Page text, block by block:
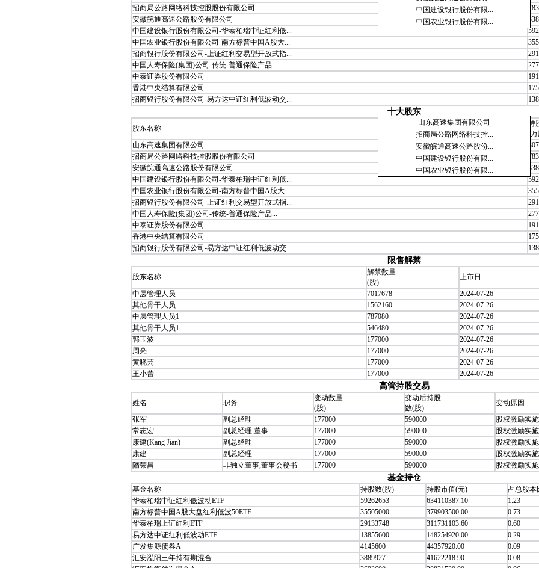
中国建设银行股份有限...
中国农业银行股份有限...
招商局公路网络科技控股股份有限公司
安徽皖通高速公路股份有限公司
中国建设银行股份有限公司-华泰柏瑞中证红利低...
中国农业银行股份有限公司-南方标普中国A股大...
招商银行股份有限公司-上证红利交易型开放式指...
中国人寿保险(集团)公司-传统-普通保险产品...
中泰证券股份有限公司
香港中央结算有限公司
招商银行股份有限公司-易方达中证红利低波动交...
十大股东
山东高速集团有限公司
招商局公路网络科技控...
安徽皖通高速公路股份...
中国建设银行股份有限...
中国农业银行股份有限...
股东名称
持
(
山东高速集团有限公司
招商局公路网络科技控股股份有限公司
安徽皖通高速公路股份有限公司
中国建设银行股份有限公司-华泰柏瑞中证红利低...
中国农业银行股份有限公司-南方标普中国A股大...
招商银行股份有限公司-上证红利交易型开放式指...
中国人寿保险(集团)公司-传统-普通保险产品...
中泰证券股份有限公司
香港中央结算有限公司
招商银行股份有限公司-易方达中证红利低波动交...
限售解禁
股东名称
解禁数量
(股)
上市日
中层管理人员
7017678
2024-07-26
其他骨干人员
1562160
2024-07-26
中层管理人员1
787080
2024-07-26
其他骨干人员1
546480
2024-07-26
郭玉波
177000
2024-07-26
周亮
177000
2024-07-26
黄晓芸
177000
2024-07-26
王小蕾
177000 2024-07-26
高管持股交易
姓名 职务
变动数量
(股)
变动后持股
数(股)
变动原因
张军
副总经理 177000 590000
股权激励实施
常志宏
副总经理,董事 177000 590000
股权激励实施
康建(Kang Jian)
副总经理 177000 590000
股权激励实施
康建
副总经理 177000 590000
股权激励实施
隋荣昌
非独立董事,董事会秘书 177000 590000 股权激励实施
基金持仓
基金名称 持股数(股) 持股市值(元)
占总股本
华泰柏瑞中证红利低波动ETF
59262653 634110387.10
1.23
南方标普中国A股大盘红利低波50ETF
35505000 379903500.00
0.73
华泰柏瑞上证红利ETF
29133748 311731103.60
0.60
易方达中证红利低波动ETF
13855600 148254920.00
0.29
广发集源债券A
4145600 44357920.00
0.09
汇安泓阳三年持有期混合
3889927 41622218.90
0.08